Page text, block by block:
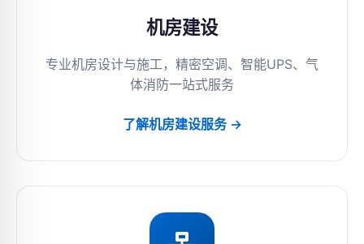
机房建设
专业机房设计与施工，精密空调、智能UPS、气
体消防一站式服务
了解机房建设服务 →